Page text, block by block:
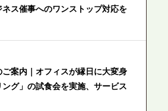
ネス催事へのワンストップ対応を
案内｜オフィスが縁日に大変身
ング」の試食会を実施、サービス